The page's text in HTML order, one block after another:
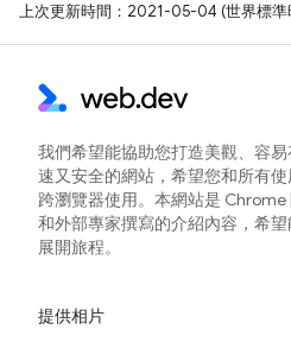
上次更新時間：2021-05-04 (世界標準
我們希望能協助您打造美觀、容
速又安全的網站，希望您和所有
跨瀏覽器使用。本網站是 Chrome
和外部專家撰寫的介紹內容，希
展開旅程。
提供相片